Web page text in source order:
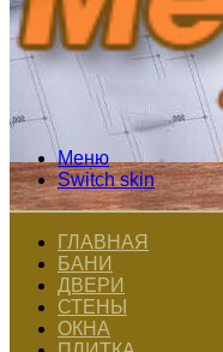
Меню
Switch skin
ГЛАВНАЯ
БАНИ
ДВЕРИ
СТЕНЫ
ОКНА